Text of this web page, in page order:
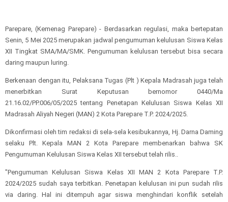
Parepare, (Kemenag Parepare) - Berdasarkan regulasi, maka bertepatan
Senin, 5 Mei 2025 merupakan jadwal pengumuman kelulusan Siswa Kelas
XII Tingkat SMA/MA/SMK. Pengumuman kelulusan tersebut bisa secara
daring maupun luring.
Berkenaan dengan itu, Pelaksana Tugas (Plt ) Kepala Madrasah juga telah
menerbitkan Surat Keputusan bernomor 0440/Ma
21.16.02/PP.006/05/2025 tentang Penetapan Kelulusan Siswa Kelas XII
Madrasah Aliyah Negeri (MAN) 2 Kota Parepare T.P. 2024/2025.
Dikonfirmasi oleh tim redaksi di sela-sela kesibukannya, Hj. Darna Daming
selaku Plt. Kepala MAN 2 Kota Parepare membenarkan bahwa SK
Pengumuman Kelulusan Siswa Kelas XII tersebut telah rilis..
"Pengumuman Kelulusan Siswa Kelas XII MAN 2 Kota Parepare T.P.
2024/2025 sudah saya terbitkan. Penetapan kelulusan ini pun sudah rilis
via daring. Hal ini ditempuh agar siswa menghindari konflik setelah